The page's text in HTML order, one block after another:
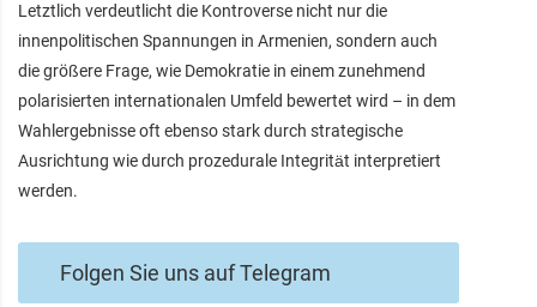
Letztlich verdeutlicht die Kontroverse nicht nur die
innenpolitischen Spannungen in Armenien, sondern auch
die größere Frage, wie Demokratie in einem zunehmend
polarisierten internationalen Umfeld bewertet wird – in dem
Wahlergebnisse oft ebenso stark durch strategische
Ausrichtung wie durch prozedurale Integrität interpretiert
werden.
Folgen Sie uns auf Telegram